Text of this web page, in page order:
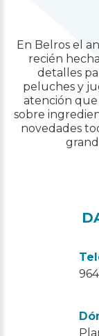
En Belros el
recién
detalles
peluches y
atención que
sobre
novedades